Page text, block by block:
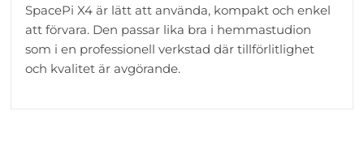
SpacePi X4 är lätt att använda, kompakt och enkel
att förvara. Den passar lika bra i hemmastudion
som i en professionell verkstad där tillförlitlighet
och kvalitet är avgörande.